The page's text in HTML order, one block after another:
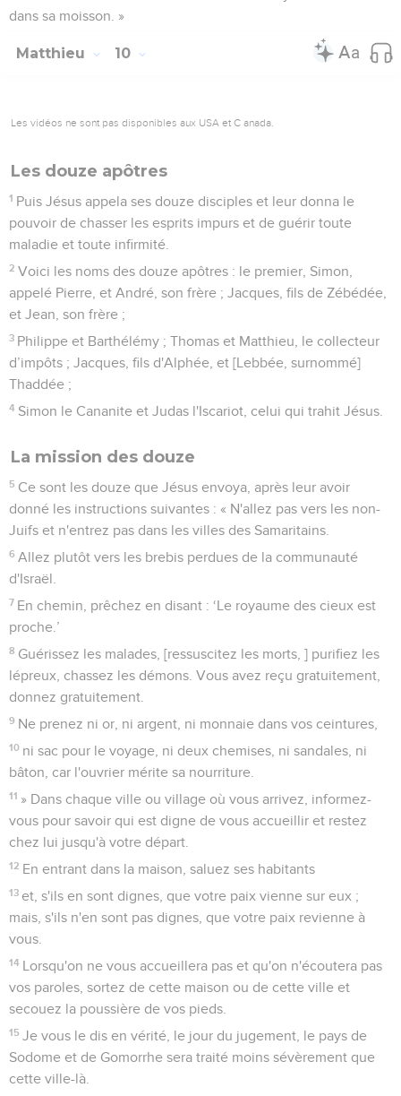
dans sa moisson. »
Matthieu 10
Les vidéos ne sont pas disponibles aux USA et C anada.
Les douze apôtres
1 Puis Jésus appela ses douze disciples et leur donna le
pouvoir de chasser les esprits impurs et de guérir toute
maladie et toute infirmité.
2 Voici les noms des douze apôtres : le premier, Simon,
appelé Pierre, et André, son frère ; Jacques, fils de Zébédée,
et Jean, son frère ;
3 Philippe et Barthélémy ; Thomas et Matthieu, le collecteur
d’impôts ; Jacques, fils d'Alphée, et [Lebbée, surnommé]
Thaddée ;
4 Simon le Cananite et Judas l'Iscariot, celui qui trahit Jésus.
La mission des douze
5 Ce sont les douze que Jésus envoya, après leur avoir
donné les instructions suivantes : « N'allez pas vers les non-
Juifs et n'entrez pas dans les villes des Samaritains.
6 Allez plutôt vers les brebis perdues de la communauté
d'Israël.
7 En chemin, prêchez en disant : ‘Le royaume des cieux est
proche.’
8 Guérissez les malades, [ressuscitez les morts, ] purifiez les
lépreux, chassez les démons. Vous avez reçu gratuitement,
donnez gratuitement.
9 Ne prenez ni or, ni argent, ni monnaie dans vos ceintures,
10 ni sac pour le voyage, ni deux chemises, ni sandales, ni
bâton, car l'ouvrier mérite sa nourriture.
11 » Dans chaque ville ou village où vous arrivez, informez-
vous pour savoir qui est digne de vous accueillir et restez
chez lui jusqu'à votre départ.
12 En entrant dans la maison, saluez ses habitants
13 et, s'ils en sont dignes, que votre paix vienne sur eux ;
mais, s'ils n'en sont pas dignes, que votre paix revienne à
vous.
14 Lorsqu'on ne vous accueillera pas et qu'on n'écoutera pas
vos paroles, sortez de cette maison ou de cette ville et
secouez la poussière de vos pieds.
15 Je vous le dis en vérité, le jour du jugement, le pays de
Sodome et de Gomorrhe sera traité moins sévèrement que
cette ville-là.